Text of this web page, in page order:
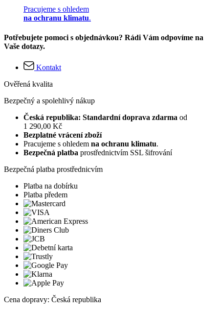
Pracujeme s ohledem
na ochranu klimatu.
Potřebujete pomoci s objednávkou? Rádi Vám odpovíme na
Vaše dotazy.
Kontakt
Ověřená kvalita
Bezpečný a spolehlivý nákup
Česká republika: Standardní doprava zdarma od
1 290,00 Kč
Bezplatné vrácení zboží
Pracujeme s ohledem na ochranu klimatu.
Bezpečná platba prostřednictvím SSL šifrování
Bezpečná platba prostřednicvím
Platba na dobírku
Platba předem
Cena dopravy: Česká republika